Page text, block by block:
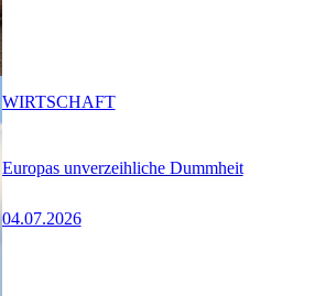
Europas unverzeihliche Dummheit
04.07.2026
WIRTSCHAFT